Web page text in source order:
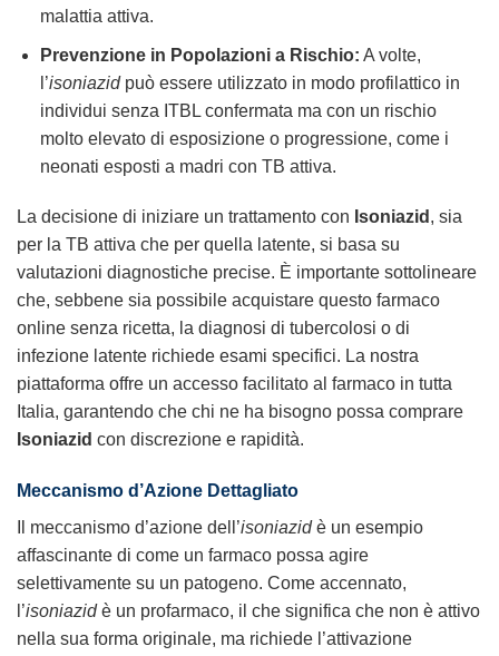
malattia attiva.
Prevenzione in Popolazioni a Rischio: A volte,
l’isoniazidpuò essere utilizzato in modo profilattico in
individui senza ITBL confermata ma con un rischio
molto elevato di esposizione o progressione, come i
neonati esposti a madri con TB attiva.
La decisione di iniziare un trattamento con Isoniazid , sia
per la TB attiva che per quella latente, si basa su
valutazioni diagnostiche precise. È importante sottolineare
che, sebbene sia possibile acquistare questo farmaco
online senza ricetta, la diagnosi di tubercolosi o di
infezione latente richiede esami specifici. La nostra
piattaforma offre un accesso facilitato al farmaco in tutta
Italia, garantendo che chi ne ha bisogno possa comprare
Isoniazid con discrezione e rapidità.
Meccanismo d’Azione Dettagliato
Il meccanismo d’azione dell’isoniazidè un esempio
affascinante di come un farmaco possa agire
selettivamente su un patogeno. Come accennato,
l’isoniazidè un profarmaco, il che significa che non è attivo
nella sua forma originale, ma richiede l’attivazione